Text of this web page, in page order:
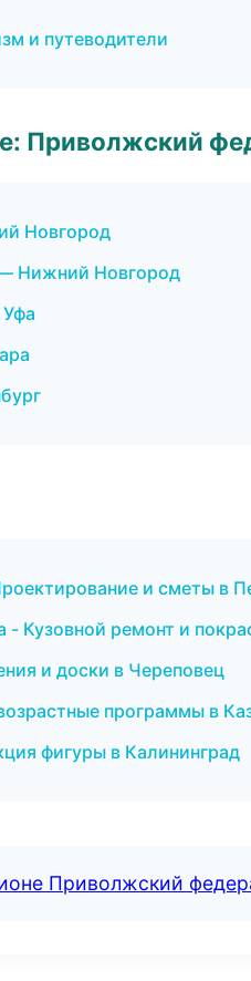
и путеводители
Приволжский
Новгород
Нижний Новгород
и сметы в
- Кузовной ремонт и
и доски в Череповец
программы в
фигуры в Калининград
Приволжский